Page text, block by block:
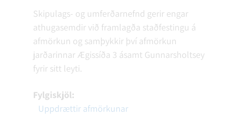
Skipulags- og umferðarnefnd gerir engar
athugasemdir við framlagða staðfestingu á
afmörkun og samþykkir því afmörkun
jarðarinnar Ægissíða 3 ásamt Gunnarsholtsey
fyrir sitt leyti.
Fylgiskjöl:
Uppdrættir afmörkunar